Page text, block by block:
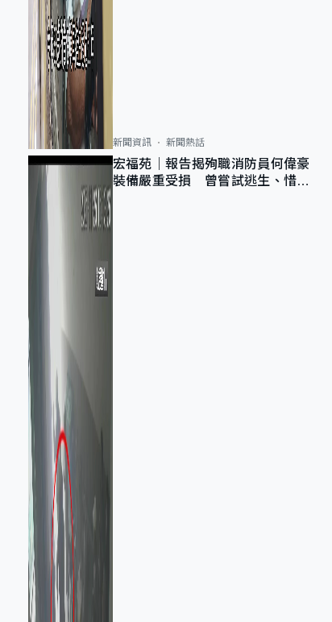
新聞資訊 新聞熱話
宏福苑｜報告揭殉職消防員何偉豪
裝備嚴重受損 曾嘗試逃生、惜別